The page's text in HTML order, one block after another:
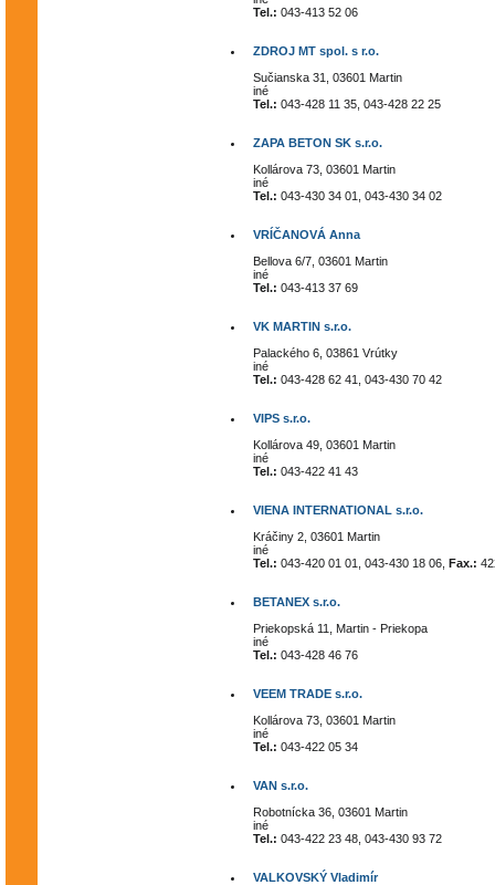
Tel.: 043-413 52 06
ZDROJ MT spol. s r.o.
Sučianska 31, 03601 Martin
iné
Tel.: 043-428 11 35, 043-428 22 25
ZAPA BETON SK s.r.o.
Kollárova 73, 03601 Martin
iné
Tel.: 043-430 34 01, 043-430 34 02
VRÍČANOVÁ Anna
Bellova 6/7, 03601 Martin
iné
Tel.: 043-413 37 69
VK MARTIN s.r.o.
Palackého 6, 03861 Vrútky
iné
Tel.: 043-428 62 41, 043-430 70 42
VIPS s.r.o.
Kollárova 49, 03601 Martin
iné
Tel.: 043-422 41 43
VIENA INTERNATIONAL s.r.o.
Kráčiny 2, 03601 Martin
iné
Tel.: 043-420 01 01, 043-430 18 06, Fax.:
BETANEX s.r.o.
Priekopská 11, Martin - Priekopa
iné
Tel.: 043-428 46 76
VEEM TRADE s.r.o.
Kollárova 73, 03601 Martin
iné
Tel.: 043-422 05 34
VAN s.r.o.
Robotnícka 36, 03601 Martin
iné
Tel.: 043-422 23 48, 043-430 93 72
VALKOVSKÝ Vladimír